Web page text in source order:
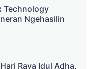
Technology
Ngehasilin
Raya Idul Adha,